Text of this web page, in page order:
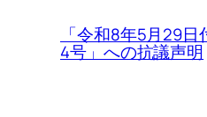
「令和8年5月29日
4号」への抗議声明